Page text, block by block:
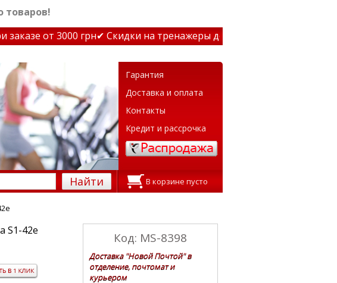
товаров!
от 3000 грн ✔ Скидки на тренажеры до 15% Звони! ✔ Бесплатная
Гарантия
Доставка и оплата
Контакты
Кредит и рассрочка
Найти В корзине пусто
S1-42e Код: MS-8398
Доставка "Новой Почтой" в
отделение, почтомат и
курьером